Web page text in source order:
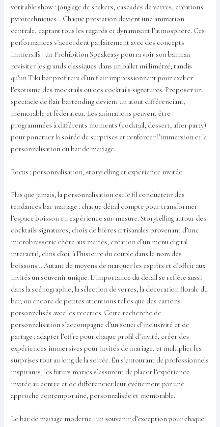
véritable show : jonglage de shakers, cascades de verres, créations
pyrotechniques… Chaque prestation devient une animation
centrale, captant tous les regards et dynamisant l’atmosphère. Ces
performances s’accordent parfaitement avec des concepts
immersifs : un Prohibition Speakeasy pourra voir son barman
revisiter les grands classiques dans un ballet millimétré, tandis
qu’un Tiki bar profitera d’un flair impressionnant pour exalter
l’exotisme des mocktails ou des cocktails signatures. Proposer un
spectacle de flair bartending devient un atout différenciant,
mémorable et fédérateur. Les animations peuvent être
programmées à différents moments (cocktail, dessert, after party)
pour ponctuer la soirée de surprises et renforcer l’immersion et la
personnalisation du bar de mariage.
Focus : personnalisation, storytelling et expérience invitée
Plus que jamais, la personnalisation est le fil conducteur des
tendances bar mariage : chaque détail compte pour transformer
l’espace boisson en expérience sur-mesure. Storytelling autour des
cocktails signatures, choix de bières artisanales provenant d’une
microbrasserie chère aux mariés, création d’un menu digital
interactif, clins d’œil à l’histoire du couple dans le nom des
boissons… Autant de moyens de marquer les esprits et d’offrir aux
invités un souvenir unique. L’importance du détail se reflète aussi
dans la scénographie, la sélection de verres, la décoration florale du
bar, ou encore de petites attentions telles que des cartons
personnalisés avec les recettes. Cette recherche de
personnalisation s’accompagne d’un souci d’inclusivité et de
partage : adapter l’offre pour chaque profil d’invité, créer des
expériences immersives pour invités de mariage, et multiplier les
surprises tout au long de la soirée. En s’entourant de professionnels
inspirants, les futurs mariés s’assurent de placer l’expérience
invitée au centre et de différencier leur événement par une
approche contemporaine, personnalisée et mémorable.
Le bar de mariage moderne : un souvenir d’exception pour chaque